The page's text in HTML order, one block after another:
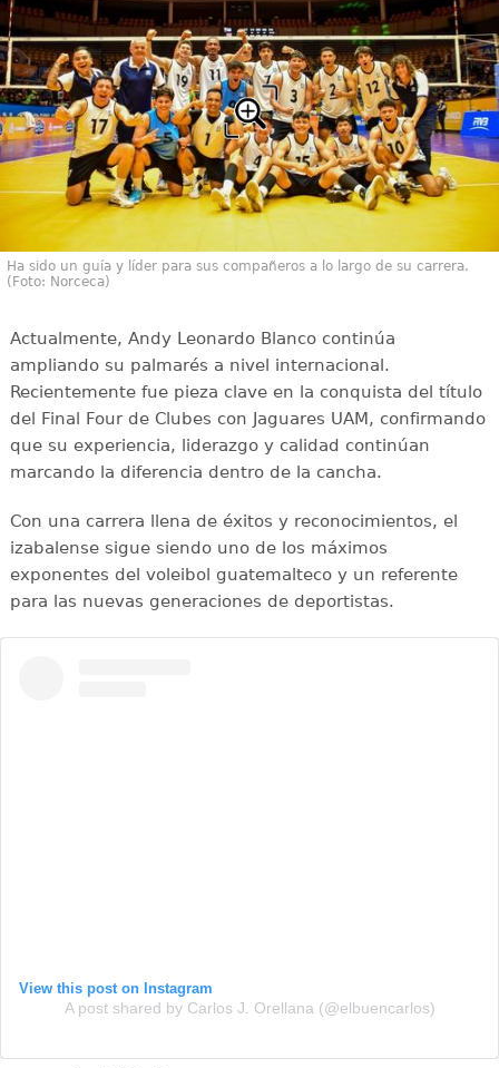
Ha sido un guía y líder para sus compañeros a lo largo de su carrera.
(Foto: Norceca)
Actualmente, Andy Leonardo Blanco continúa
ampliando su palmarés a nivel internacional.
Recientemente fue pieza clave en la conquista del título
del Final Four de Clubes con Jaguares UAM, confirmando
que su experiencia, liderazgo y calidad continúan
marcando la diferencia dentro de la cancha.
Con una carrera llena de éxitos y reconocimientos, el
izabalense sigue siendo uno de los máximos
exponentes del voleibol guatemalteco y un referente
para las nuevas generaciones de deportistas.
View this post on Instagram
A post shared by Carlos J. Orellana (@elbuencarlos)